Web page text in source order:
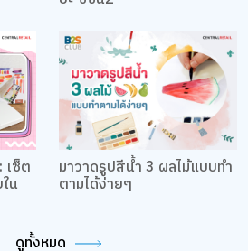
ซ็ต
น
มาวาดรูปสีน้ำ 3 ผลไม้แบบทำ
ตามได้ง่ายๆ
ดูทั้งหมด